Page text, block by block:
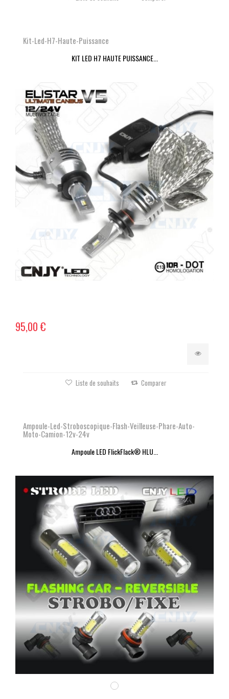
Kit-Led-H7-Haute-Puissance
KIT LED H7 HAUTE PUISSANCE...
95,00 €
Liste de souhaits Comparer
Ampoule-Led-Stroboscopique-Flash-Veilleuse-Phare-Auto-
Moto-Camion-12v-24v
Ampoule LED FlickFlack® HLU...